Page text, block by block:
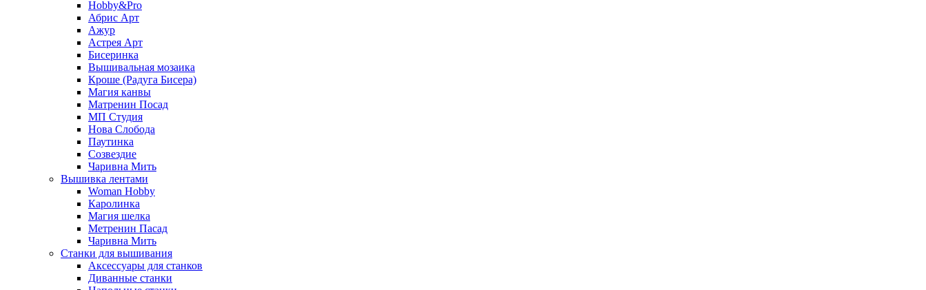
Hobby&Pro
Абрис Арт
Ажур
Астрея Арт
Бисеринка
Вышивальная мозаика
Кроше (Радуга Бисера)
Магия канвы
Матренин Посад
МП Студия
Нова Слобода
Паутинка
Созвездие
Чаривна Мить
Вышивка лентами
Woman Hobby
Каролинка
Магия шелка
Метренин Пасад
Чаривна Мить
Станки для вышивания
Аксессуары для станков
Диванные станки